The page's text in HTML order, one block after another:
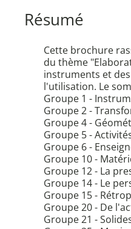
Résumé
Cette brochure
du thème
instruments et
l'utilisation. Le
Groupe 1 -
Groupe 2 -
Groupe 4 -
Groupe 5 -
Groupe 6 -
Groupe 10 -
Groupe 12 - La
Groupe 14 - Le
Groupe 15 -
Groupe 20 - De
Groupe 21 -